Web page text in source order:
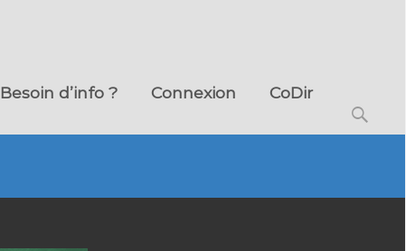
Besoin d’info ? Connexion CoDir
Search